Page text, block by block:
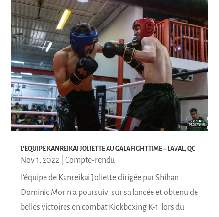
L’ÉQUIPE KANREIKAI JOLIETTE AU GALA FIGHTTIME – LAVAL, QC
Nov 1, 2022 |Compte-rendu
L'équipe de Kanreikai Joliette dirigée par Shihan
Dominic Morin a poursuivi sur sa lancée et obtenu de
belles victoires en combat Kickboxing K-1 lors du